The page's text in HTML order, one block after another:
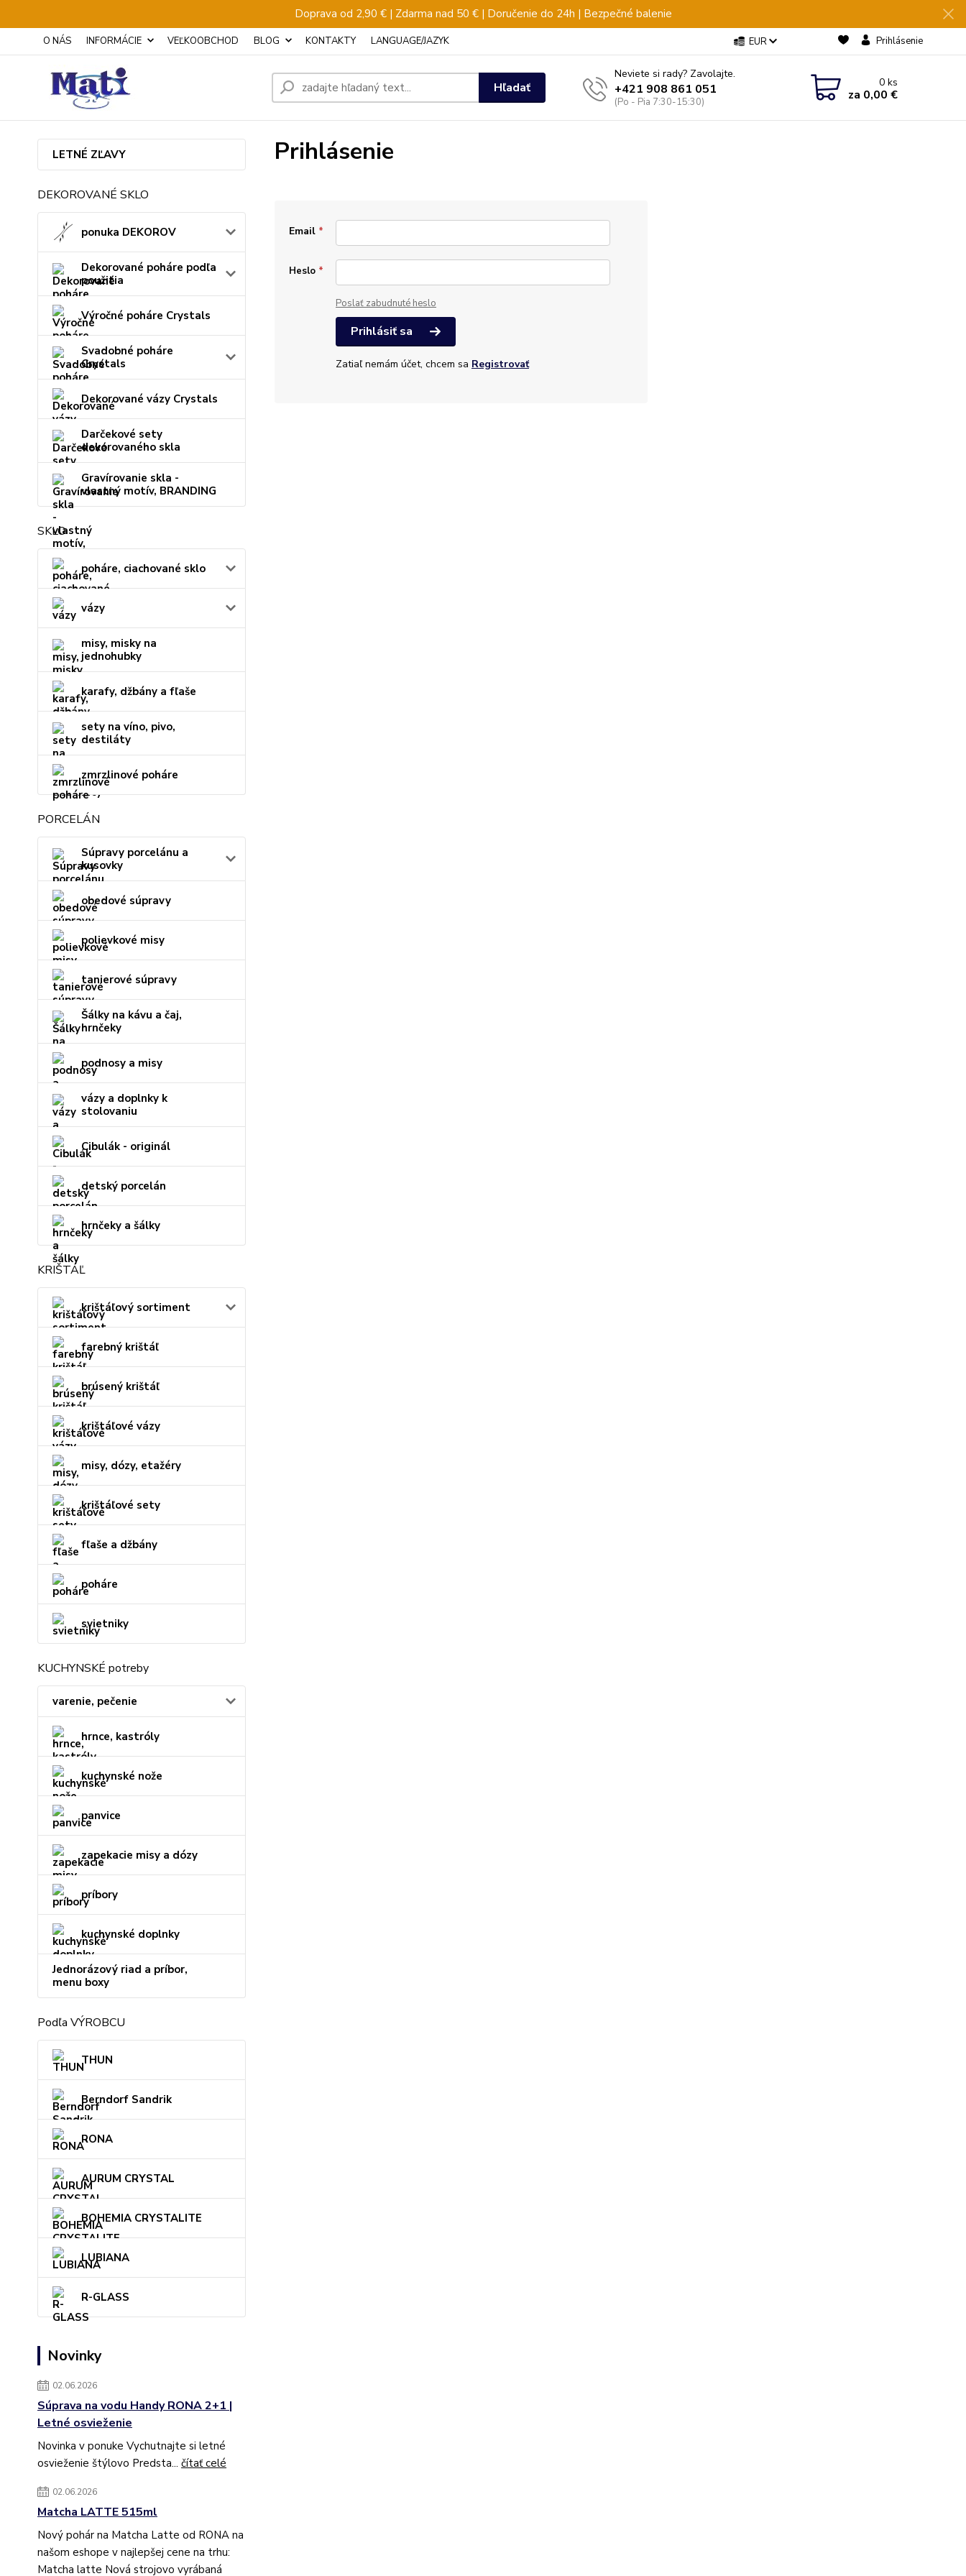
Doprava od 2,90 € | Zdarma nad 50 € | Doručenie do 24h | Bezpečné balenie
O NÁS INFORMÁCIE VEĽKOOBCHOD BLOG KONTAKTY LANGUAGE/JAZYK EUR Prihlásenie
Hľadať
Neviete si rady? Zavolajte.
+421 908 861 051
(Po - Pia 7:30-15:30)
0ks
za 0,00 €
LETNÉ ZĽAVY
DEKOROVANÉ SKLO
ponuka DEKOROV
Dekorované poháre podľa
použitia
Výročné poháre Crystals
Svadobné poháre
Crystals
Dekorované vázy Crystals
Darčekové sety
dekorovaného skla
Gravírovanie skla -
vlastný motív, BRANDING
SKLO
poháre, ciachované sklo
vázy
misy, misky na
jednohubky
karafy, džbány a fľaše
sety na víno, pivo,
destiláty
zmrzlinové poháre
PORCELÁN
Súpravy porcelánu a
kusovky
obedové súpravy
polievkové misy
tanierové súpravy
Šálky na kávu a čaj,
hrnčeky
podnosy a misy
vázy a doplnky k
stolovaniu
Cibulák - originál
detský porcelán
hrnčeky a šálky
KRIŠTÁĽ
krištáľový sortiment
farebný krištáľ
brúsený krištáľ
krištáľové vázy
misy, dózy, etažéry
krištáľové sety
fľaše a džbány
poháre
svietniky
KUCHYNSKÉ potreby
varenie, pečenie
hrnce, kastróly
kuchynské nože
panvice
zapekacie misy a dózy
príbory
kuchynské doplnky
Jednorázový riad a príbor,
menu boxy
Podľa VÝROBCU
THUN
Berndorf Sandrik
RONA
AURUM CRYSTAL
BOHEMIA CRYSTALITE
LUBIANA
R-GLASS
Novinky
02.06.2026
Súprava na vodu Handy RONA 2+1 |
Letné osvieženie
Novinka v ponuke Vychutnajte si letné
osvieženie štýlovo Predsta... čítať celé
02.06.2026
Matcha LATTE 515ml
Nový pohár na Matcha Latte od RONA na
našom eshope v najlepšej cene na trhu:
Matcha latte Nová strojovo vyrábaná
Prihlásenie
Email *
Heslo *
Poslať zabudnuté heslo
Prihlásiť sa
Zatiaľ nemám účet, chcem sa Registrovať